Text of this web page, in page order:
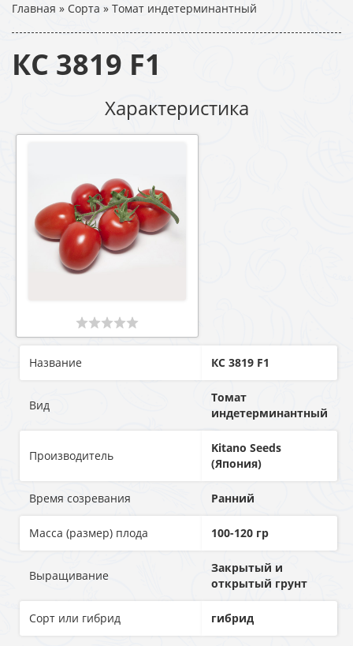
Главная » Сорта » Томат индетерминантный
КС 3819 F1
Характеристика
Название КС 3819 F1
Вид
Томат
индетерминантный
Производитель
Kitano Seeds
(Япония)
Время созревания Ранний
Масса (размер) плода 100-120 гр
Выращивание
Закрытый и
открытый грунт
Сорт или гибрид гибрид